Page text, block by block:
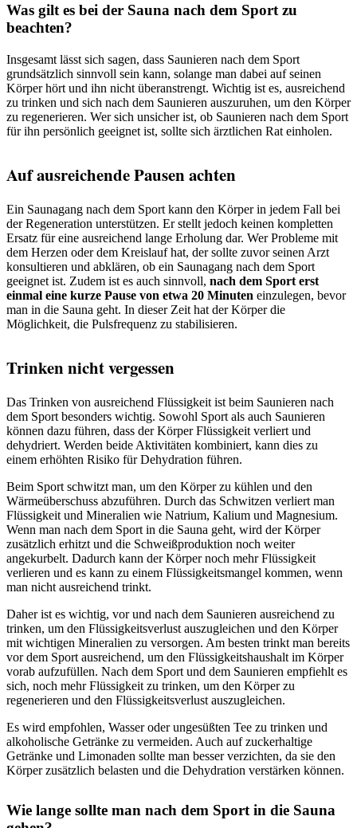
Was gilt es bei der Sauna nach dem Sport zu
beachten?
Insgesamt lässt sich sagen, dass Saunieren nach dem Sport
grundsätzlich sinnvoll sein kann, solange man dabei auf seinen
Körper hört und ihn nicht überanstrengt. Wichtig ist es, ausreichend
zu trinken und sich nach dem Saunieren auszuruhen, um den Körper
zu regenerieren. Wer sich unsicher ist, ob Saunieren nach dem Sport
für ihn persönlich geeignet ist, sollte sich ärztlichen Rat einholen.
Auf ausreichende Pausen achten
Ein Saunagang nach dem Sport kann den Körper in jedem Fall bei
der Regeneration unterstützen. Er stellt jedoch keinen kompletten
Ersatz für eine ausreichend lange Erholung dar. Wer Probleme mit
dem Herzen oder dem Kreislauf hat, der sollte zuvor seinen Arzt
konsultieren und abklären, ob ein Saunagang nach dem Sport
geeignet ist. Zudem ist es auch sinnvoll, nach dem Sport erst
einmal eine kurze Pause von etwa 20 Minuten einzulegen, bevor
man in die Sauna geht. In dieser Zeit hat der Körper die
Möglichkeit, die Pulsfrequenz zu stabilisieren.
Trinken nicht vergessen
Das Trinken von ausreichend Flüssigkeit ist beim Saunieren nach
dem Sport besonders wichtig. Sowohl Sport als auch Saunieren
können dazu führen, dass der Körper Flüssigkeit verliert und
dehydriert. Werden beide Aktivitäten kombiniert, kann dies zu
einem erhöhten Risiko für Dehydration führen.
Beim Sport schwitzt man, um den Körper zu kühlen und den
Wärmeüberschuss abzuführen. Durch das Schwitzen verliert man
Flüssigkeit und Mineralien wie Natrium, Kalium und Magnesium.
Wenn man nach dem Sport in die Sauna geht, wird der Körper
zusätzlich erhitzt und die Schweißproduktion noch weiter
angekurbelt. Dadurch kann der Körper noch mehr Flüssigkeit
verlieren und es kann zu einem Flüssigkeitsmangel kommen, wenn
man nicht ausreichend trinkt.
Daher ist es wichtig, vor und nach dem Saunieren ausreichend zu
trinken, um den Flüssigkeitsverlust auszugleichen und den Körper
mit wichtigen Mineralien zu versorgen. Am besten trinkt man bereits
vor dem Sport ausreichend, um den Flüssigkeitshaushalt im Körper
vorab aufzufüllen. Nach dem Sport und dem Saunieren empfiehlt es
sich, noch mehr Flüssigkeit zu trinken, um den Körper zu
regenerieren und den Flüssigkeitsverlust auszugleichen.
Es wird empfohlen, Wasser oder ungesüßten Tee zu trinken und
alkoholische Getränke zu vermeiden. Auch auf zuckerhaltige
Getränke und Limonaden sollte man besser verzichten, da sie den
Körper zusätzlich belasten und die Dehydration verstärken können.
Wie lange sollte man nach dem Sport in die Sauna